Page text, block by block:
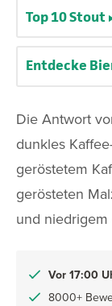
Die Antwort
dunkles
geröstetem
gerösteten
und
Vor 17:00
8000+
Top 10 Stout
Entdecke